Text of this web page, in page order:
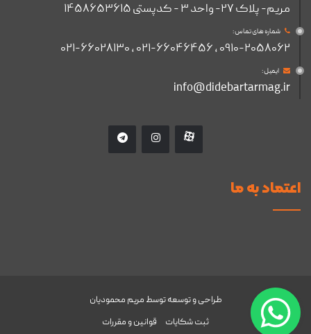
مریم- پلاک ۲۷- واحد ۳ - کدپستی ۱۴۵۸۶۵۳۶۱۵
شماره های تماس :
۰۹۱۰-۲۰۵۸۰۶۲ , ۰۲۱-۶۶۰۴۶۴۵۶ , ۰۲۱-۶۶۰۲۸۱۳۰
ایمیل :
info@didebartarmag.ir
اعتماد به ما
طراحی و توسعه توسط مریم محمودیان
ثبت شکایات
قوانین و مقررات